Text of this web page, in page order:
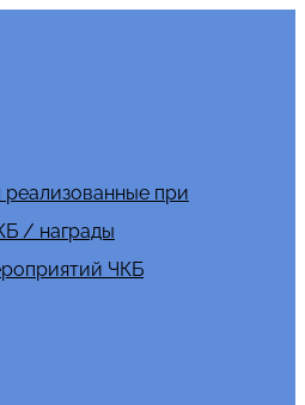
при
/ награды
ЧКБ